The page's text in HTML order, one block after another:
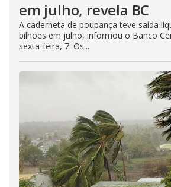
em julho, revela BC
A caderneta de poupança teve saída
bilhões em julho, informou o Banco
sexta-feira, 7. Os...